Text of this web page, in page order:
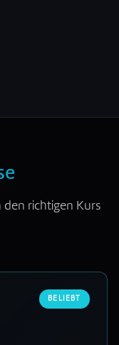
den richtigen Kurs
BELIEBT